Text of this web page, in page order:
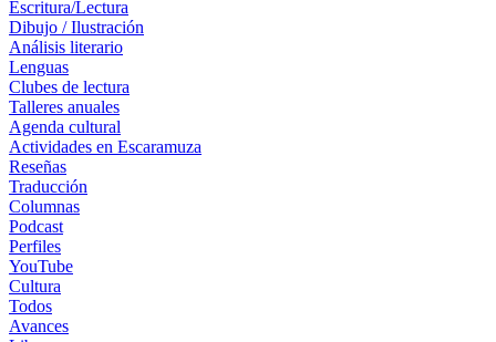
Escritura/Lectura
Dibujo / Ilustración
Análisis literario
Lenguas
Clubes de lectura
Talleres anuales
Agenda cultural
Actividades en Escaramuza
Reseñas
Traducción
Columnas
Podcast
Perfiles
YouTube
Cultura
Todos
Avances